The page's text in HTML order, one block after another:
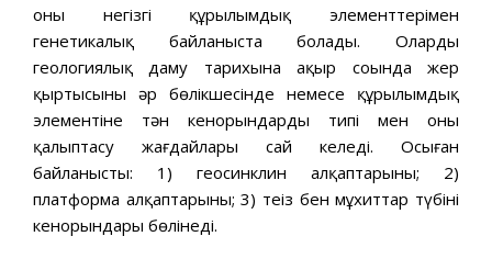
оның негізгі құрылымдық элементтерімен
генетикалық байланыста болады. Олардың
геологиялық даму тарихына ақыр соңында жер
қыртысының әр бөлікшесінде немесе құрылымдық
элементіне тән кенорындардың типі мен оның
қалыптасу жағдайлары сай келеді. Осыған
байланысты: 1) геосинклин алқаптарының; 2)
платформа алқаптарының; 3) теңіз бен мұхиттар түбінің
кенорындары бөлінеді.